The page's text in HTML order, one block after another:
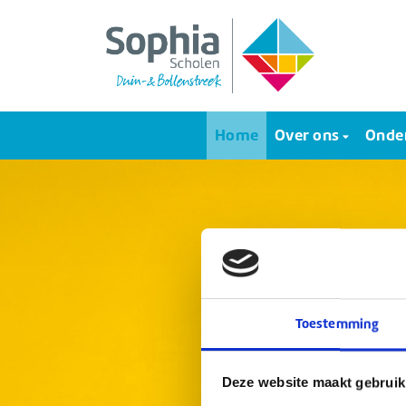
Toestemming
Deze website maakt
Home Over ons